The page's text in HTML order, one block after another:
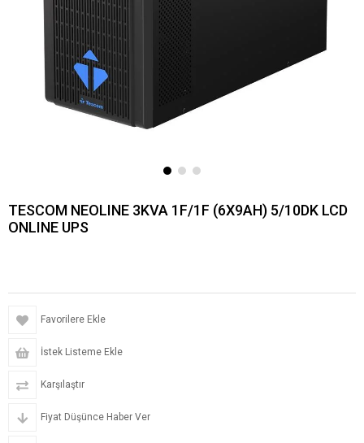
TESCOM NEOLINE 3KVA 1F/1F (6X9AH) 5/10DK LCD
ONLINE UPS
Favorilere Ekle
İstek Listeme Ekle
Karşılaştır
Fiyat Düşünce Haber Ver